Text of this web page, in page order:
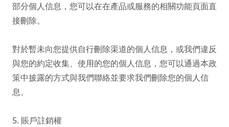
部分個人信息，您可以在在產品或服務的相關功能頁面直
接刪除。
對於暫未向您提供自行刪除渠道的個人信息，或我們違反
與您的約定收集、使用的您的個人信息，您可以通過本政
策中披露的方式與我們聯絡並要求我們刪除您的個人信
息。
5. 賬戶註銷權